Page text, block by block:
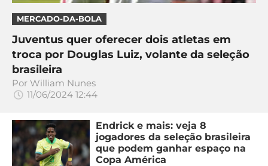
MERCADO-DA-BOLA
Juventus quer oferecer dois atletas em
troca por Douglas Luiz, volante da seleção
brasileira
Por William Nunes
11/06/2024 12:44
Endrick e mais: veja 8
jogadores da seleção brasileira
que podem ganhar espaço na
Copa América